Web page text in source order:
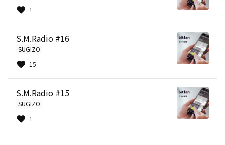
1
S.M.Radio #16
SUGIZO
15
S.M.Radio #15
SUGIZO
1